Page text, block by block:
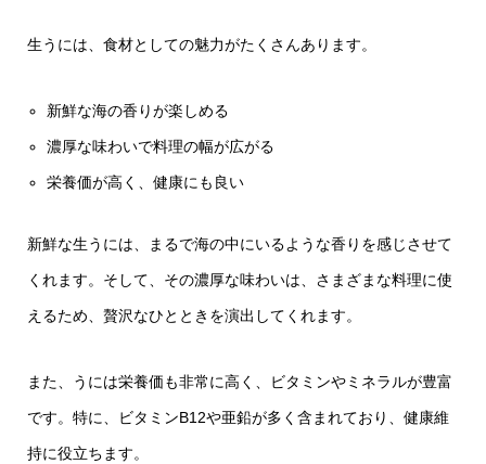
生うには、食材としての魅力がたくさんあります。
新鮮な海の香りが楽しめる
濃厚な味わいで料理の幅が広がる
栄養価が高く、健康にも良い
新鮮な生うには、まるで海の中にいるような香りを感じさせて
くれます。そして、その濃厚な味わいは、さまざまな料理に使
えるため、贅沢なひとときを演出してくれます。
また、うには栄養価も非常に高く、ビタミンやミネラルが豊富
です。特に、ビタミンB12や亜鉛が多く含まれており、健康維
持に役立ちます。